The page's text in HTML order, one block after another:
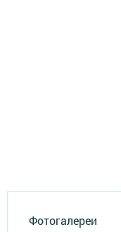
Фотогалереи